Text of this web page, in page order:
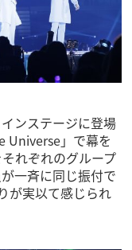
ンステージに登場
Universe」で幕を
れぞれのグループ
一斉に同じ振付で
が実以て感じられ